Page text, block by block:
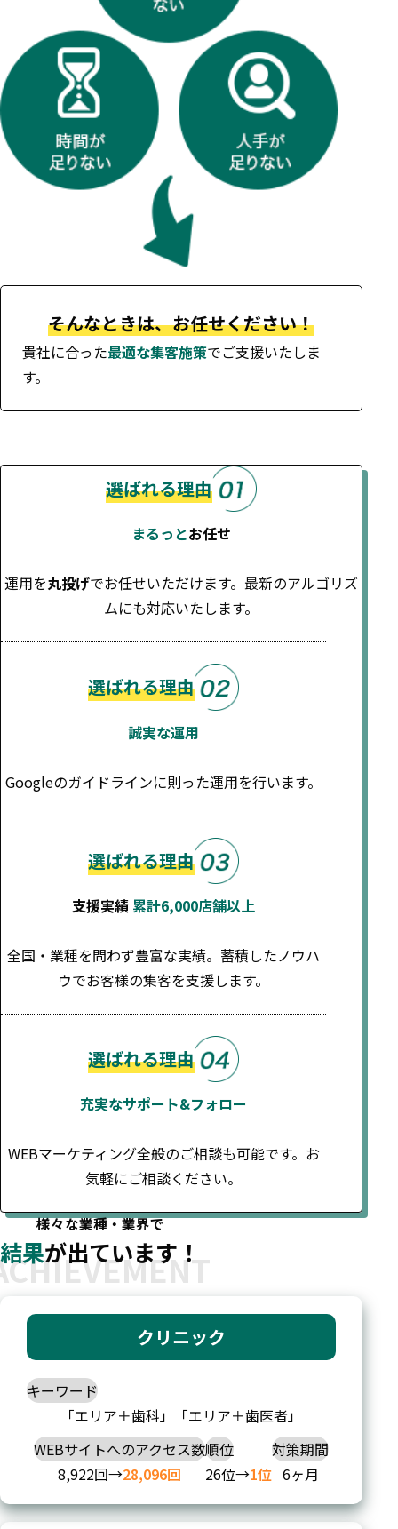
そんなときは、お任せください！
貴社に合った最適な集客施策でご支援いたしま
す。
選ばれる理由
まるっとお任せ
運用を丸投げでお任せいただけます。最新のアルゴリズ
ムにも対応いたします。
選ばれる理由
誠実な運用
Googleのガイドラインに則った運用を行います。
選ばれる理由
支援実績 累計6,000店舗以上
全国・業種を問わず豊富な実績。蓄積したノウハ
ウでお客様の集客を支援します。
選ばれる理由
充実なサポート&フォロー
WEBマーケティング全般のご相談も可能です。お
気軽にご相談ください。
様々な業種・業界で
結果が出ています！
クリニック
キーワード
「エリア＋歯科」「エリア＋歯医者」
WEBサイトへのアクセス数
8,922回→28,096回
順位
26位→1位
対策期間
6ヶ月